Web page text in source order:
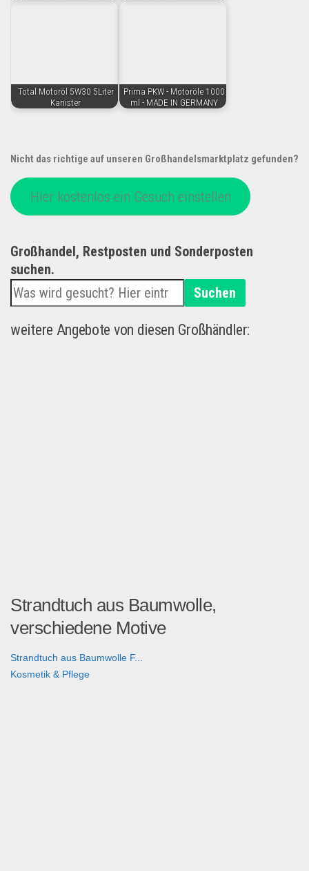
Total Motoröl 5W30 5Liter
Kanister
Prima PKW - Motoröle 1000
ml - MADE IN GERMANY
Nicht das richtige auf unseren Großhandelsmarktplatz gefunden?
Hier kostenlos ein Gesuch einstellen
Großhandel, Restposten und Sonderposten
suchen.
Suchen
weitere Angebote von diesen Großhändler:
Strandtuch aus Baumwolle,
verschiedene Motive
Strandtuch aus Baumwolle F...
Kosmetik & Pflege